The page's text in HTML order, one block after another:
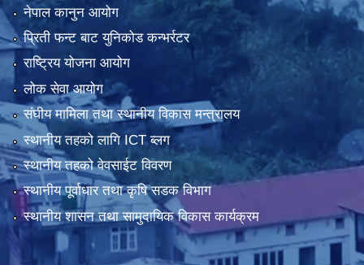
नेपाल कानुन आयोग
प्रिती फन्ट बाट युनिकोड कन्भर्रटर
राष्ट्रिय योजना आयोग
लोक सेवा आयोग
संघीय मामिला तथा स्थानीय विकास मन्त्रालय
स्थानीय तहको लागि ICT ब्लग
स्थानीय तहको वेवसाईट विवरण
स्थानीय पूर्वाधार तथा कृषि सडक विभाग
स्थानीय शासन तथा सामुदायिक विकास कार्यक्रम